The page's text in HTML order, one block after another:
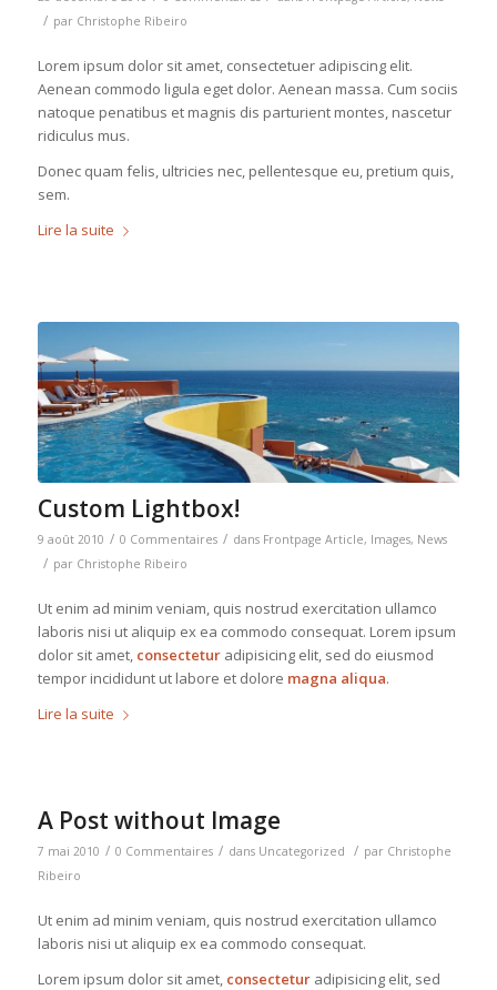
/ par Christophe Ribeiro
Lorem ipsum dolor sit amet, consectetuer adipiscing elit.
Aenean commodo ligula eget dolor. Aenean massa. Cum sociis
natoque penatibus et magnis dis parturient montes, nascetur
ridiculus mus.
Donec quam felis, ultricies nec, pellentesque eu, pretium quis,
sem.
Lire la suite
Custom Lightbox!
9 août 2010 / 0 Commentaires / dans Frontpage Article, Images, News
/ par Christophe Ribeiro
Ut enim ad minim veniam, quis nostrud exercitation ullamco
laboris nisi ut aliquip ex ea commodo consequat. Lorem ipsum
dolor sit amet, consecteturadipisicing elit, sed do eiusmod
tempor incididunt ut labore et dolore magna aliqua.
Lire la suite
A Post without Image
7 mai 2010 / 0 Commentaires / dans Uncategorized / par Christophe
Ribeiro
Ut enim ad minim veniam, quis nostrud exercitation ullamco
laboris nisi ut aliquip ex ea commodo consequat.
Lorem ipsum dolor sit amet, consecteturadipisicing elit, sed